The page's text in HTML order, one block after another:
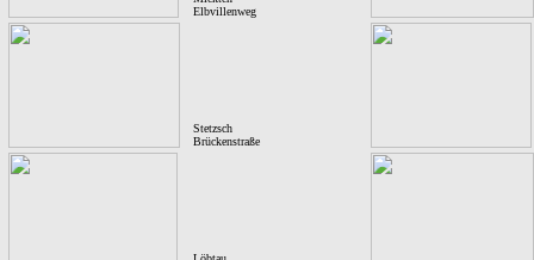
Elbvillenweg
Stetzsch
Brückenstraße